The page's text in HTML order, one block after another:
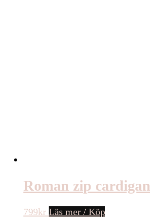
Roman zip cardigan
799kr Läs mer / Köp